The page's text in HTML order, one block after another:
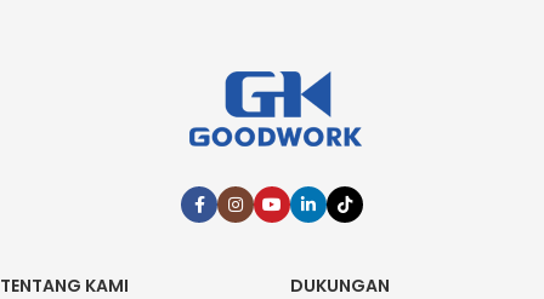
TENTANG KAMI
DUKUNGAN